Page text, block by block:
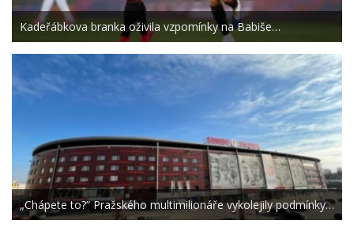
Kadeřábkova branka oživila vzpomínky na Babiše…
„Chápete to?“ Pražského multimilionáře vykolejily podmínky…